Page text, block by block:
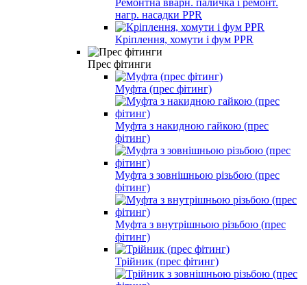
нагр. насадки PPR
Кріплення, хомути і фум PPR
Прес фітинги
Муфта (прес фітинг)
Муфта з накидною гайкою (прес
фітинг)
Муфта з зовнішньою різьбою (прес
фітинг)
Муфта з внутрішньою різьбою (прес
фітинг)
Трійник (прес фітинг)